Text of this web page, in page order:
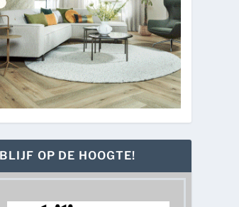
BLIJF OP DE HOOGTE!